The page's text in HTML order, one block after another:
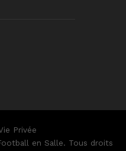
Privée
en Salle. Tous droits